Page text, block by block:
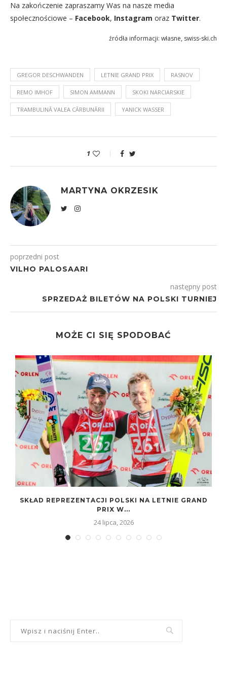
Na zakończenie zapraszamy Was na nasze media
społecznościowe – Facebook, Instagram oraz Twitter.
źródła informacji: własne, swiss-ski.ch
GREGOR DESCHWANDEN LETNIE GRAND PRIX RASNOV
REMO IMHOF SIMON AMMANN SKOKI NARCIARSKIE
TRAMBULINĂ VALEA CĂRBUNĂRII YANICK WASSER
1
MARTYNA OKRZESIK
poprzedni post
VILHO PALOSAARI
następny post
SPRZEDAŻ BILETÓW NA POLSKI TURNIEJ
MOŻE CI SIĘ SPODOBAĆ
SKŁAD REPREZENTACJI POLSKI NA LETNIE GRAND
PRIX W...
24 lipca, 2026